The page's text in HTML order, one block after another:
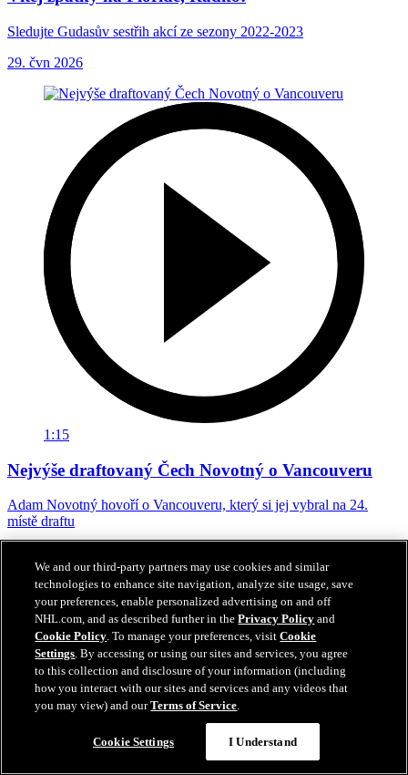
Sledujte Gudasův sestřih akcí ze sezony 2022-2023
29. čvn 2026
1:15
Nejvýše draftovaný Čech Novotný o Vancouveru
Adam Novotný hovoří o Vancouveru, který si jej vybral na 24.
místě draftu
We and our third-party partners may use cookies and similar
technologies to enhance site navigation, analyze site usage, save
your preferences, enable personalized advertising on and off
NHL.com, and as described further in thePrivacy Policy and
Cookie Policy. To manage your preferences, visitCookie
Settings. By accessing or using our sites and services, you agree
to this collection and disclosure of your information (including
how you interact with our sites and services and any videos that
you may view) and ourTerms of Service.
Cookie Settings I Understand